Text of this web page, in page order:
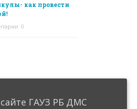
как провести
0
ГАУЗ РБ ДМС